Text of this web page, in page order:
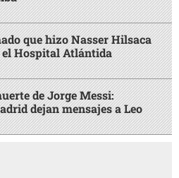
que hizo Nasser Hilsaca
el Hospital Atlántida
de Jorge Messi:
dejan mensajes a Leo